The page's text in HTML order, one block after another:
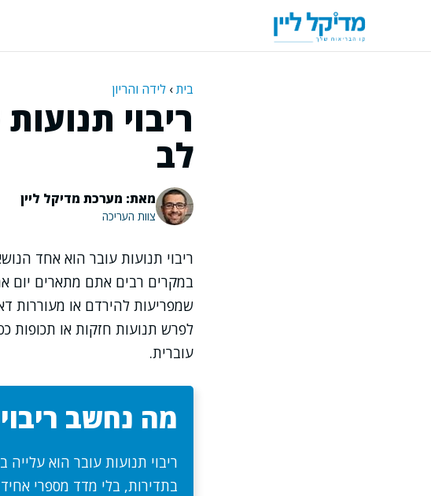
בית› לידה והריון
ריבוי
לב
מאת: מערכת מדיקל ליין
צוות העריכה
ריבוי תנועות עובר הוא אחד
במקרים רבים אתם מתארים יום
שמפריעות להירדם או מעוררות
לפרש תנועות חזקות או תכופות
עוברית.
מה נחשב
ריבוי תנועות עובר הוא
בתדירות, בלי מדד מספרי